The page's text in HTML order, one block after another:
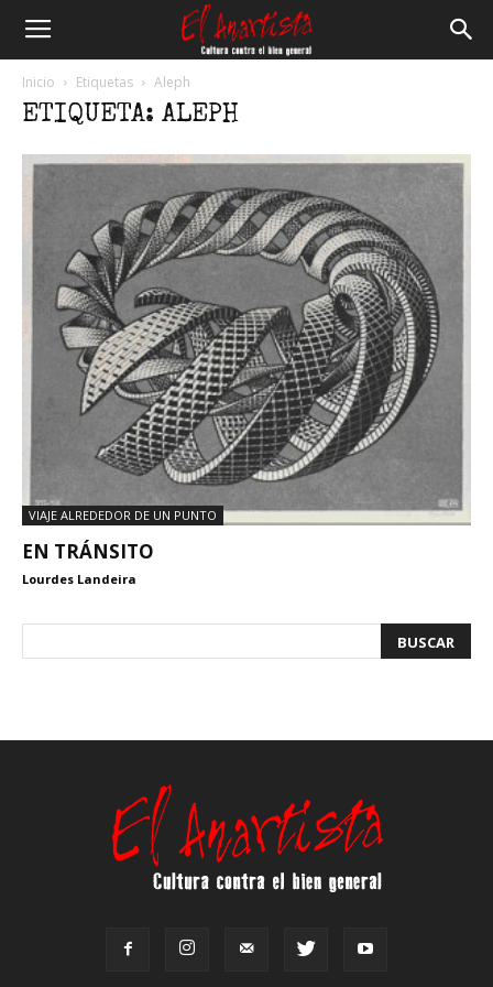
Inicio Etiquetas Aleph
ETIQUETA: ALEPH
VIAJE ALREDEDOR DE UN PUNTO
EN TRÁNSITO
Lourdes Landeira